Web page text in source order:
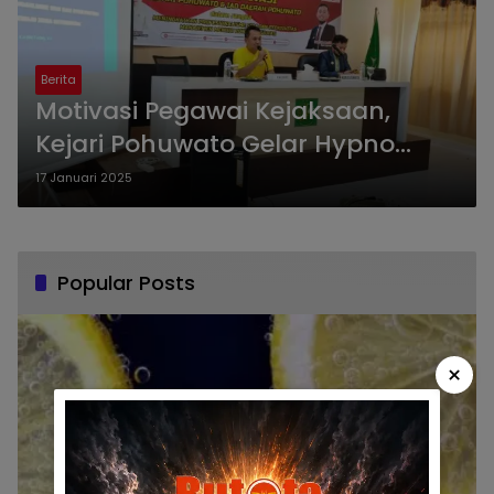
Berita
Motivasi Pegawai Kejaksaan,
Kejari Pohuwato Gelar Hypno
Motivasi
17 Januari 2025
Popular Posts
×